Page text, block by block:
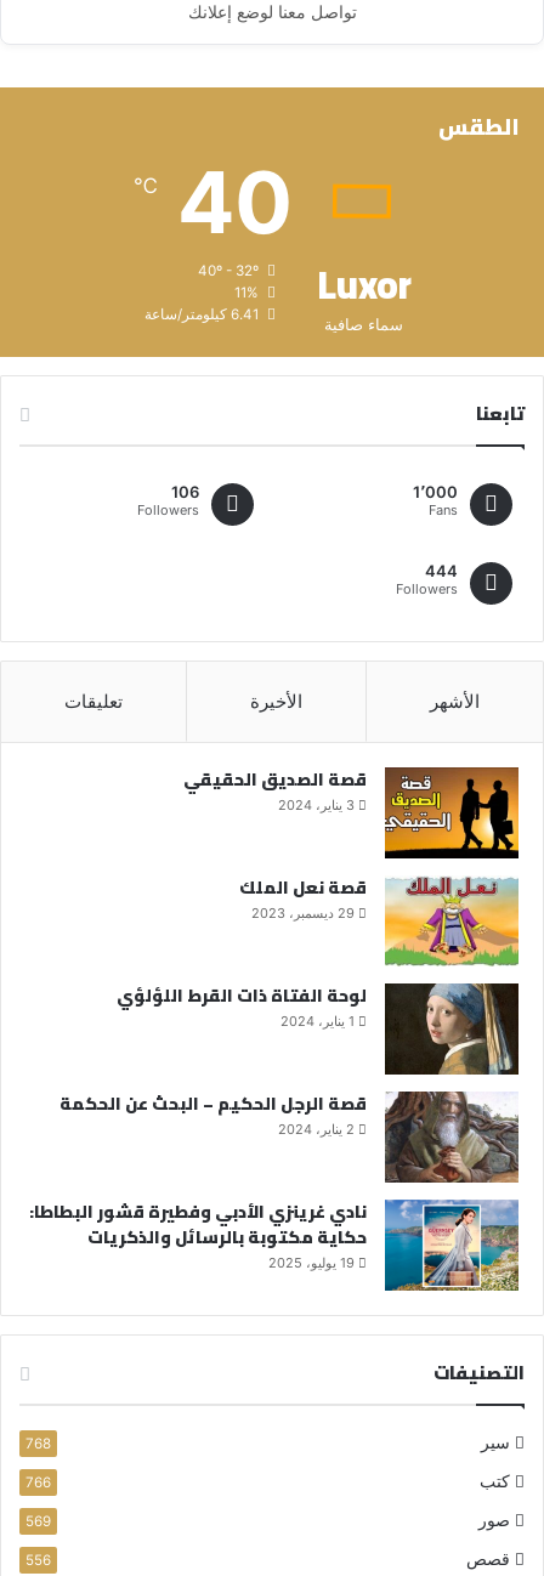
تواصل معنا لوضع إعلانك
الطقس
Luxor
سماء صافية
40
℃
40º - 32º
11%
6.41 كيلومتر/ساعة
تابعنا
1٬000
Fans
106
Followers
444
Followers
الأشهر الأخيرة تعليقات
قصة الصديق الحقيقي
3 يناير، 2024
قصة نعل الملك
29 ديسمبر، 2023
لوحة الفتاة ذات القرط اللؤلؤي
1 يناير، 2024
قصة الرجل الحكيم – البحث عن الحكمة
2 يناير، 2024
نادي غرينزي الأدبي وفطيرة قشور البطاطا:
حكاية مكتوبة بالرسائل والذكريات
19 يوليو، 2025
التصنيفات
سير 768
كتب 766
صور 569
قصص 556